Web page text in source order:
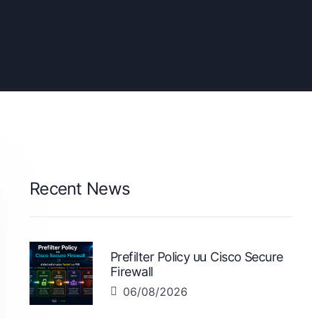
Recent News
Prefilter Policy บน Cisco Secure
Firewall
06/08/2026